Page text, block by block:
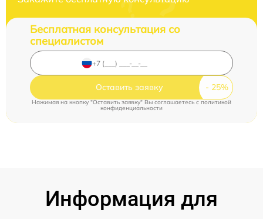
Бесплатная консультация со
специалистом
Оставить заявку
Нажимая на кнопку "Оставить заявку" Вы соглашаетесь cполитикой
конфиденциальности
Информация для